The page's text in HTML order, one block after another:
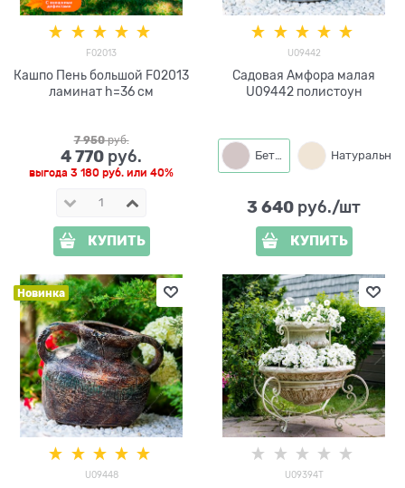
F02013
Кашпо Пень большой F02013
ламинат h=36 см
7 950 руб.
4 770 руб.
выгода 3 180 руб. или 40%
КУПИТЬ
U09442
Садовая Амфора малая
U09442 полистоун
Бетон
3 640 руб./шт
КУПИТЬ
Новинка
U09448 U09394T